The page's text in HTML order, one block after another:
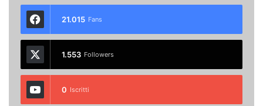
21.015 Fans
1.553 Followers
0 Iscritti